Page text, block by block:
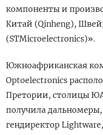
компоненты и
Китай (Qinheng),
(STMicroelectronics)».
Южноафриканская
Optoelectronics
Претории, столицы
получила дальномеры,
гендиректор